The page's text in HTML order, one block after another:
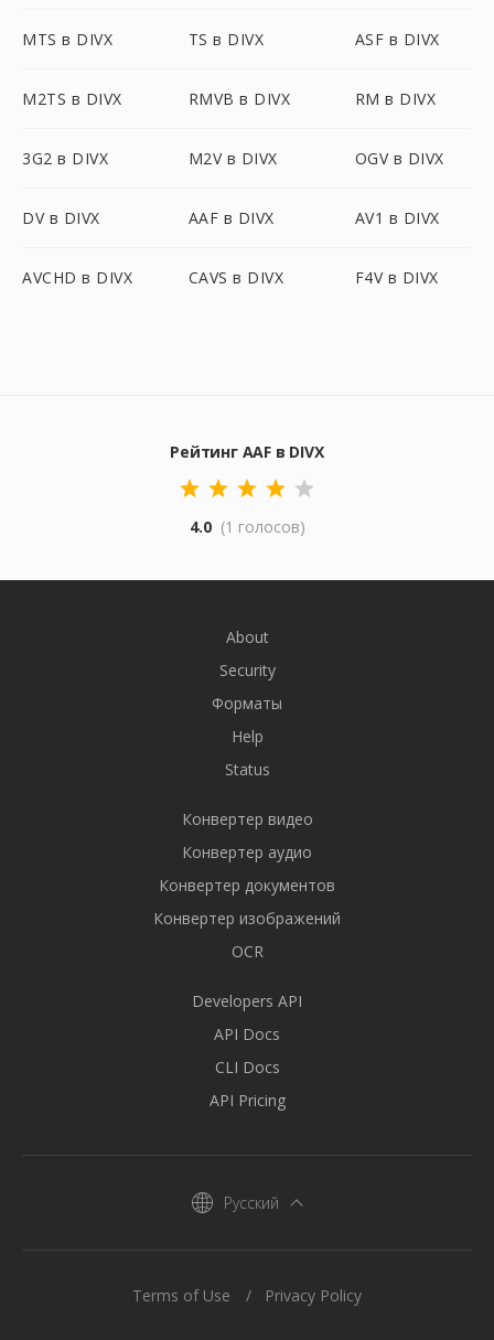
MTS в DIVX TS в DIVX ASF в DIVX
M2TS в DIVX RMVB в DIVX RM в DIVX
3G2 в DIVX M2V в DIVX OGV в DIVX
DV в DIVX AAF в DIVX AV1 в DIVX
AVCHD в DIVX CAVS в DIVX F4V в DIVX
Рейтинг AAF в DIVX
4.0 (1 голосов)
About
Security
Форматы
Help
Status
Конвертер видео
Конвертер аудио
Конвертер документов
Конвертер изображений
OCR
Developers API
API Docs
CLI Docs
API Pricing
Русский
Terms of Use Privacy Policy